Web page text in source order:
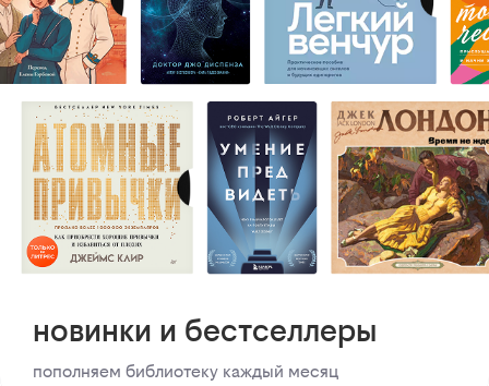
новинки и бестселлеры
пополняем библиотеку каждый месяц